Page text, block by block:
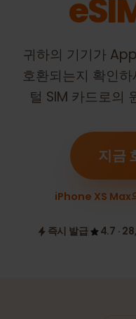
귀하의 기기가
호환되는지 확인
털 SIM 카드로의
지금
iPhone XS Max
즉시 발급 4.7 ·